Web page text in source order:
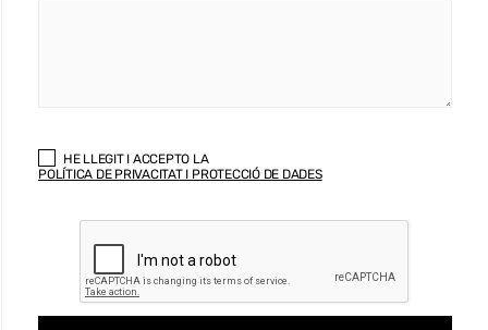
HE LLEGIT I ACCEPTO LA
POLÍTICA DE PRIVACITAT I PROTECCIÓ DE DADES